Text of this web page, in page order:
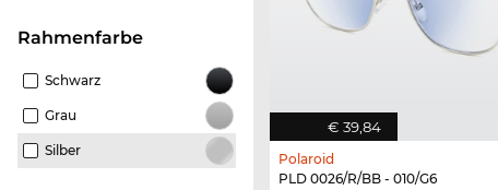
Rahmenfarbe
Schwarz
Grau
Silber
€ 39,84
Polaroid
PLD 0026/R/BB - 010/G6